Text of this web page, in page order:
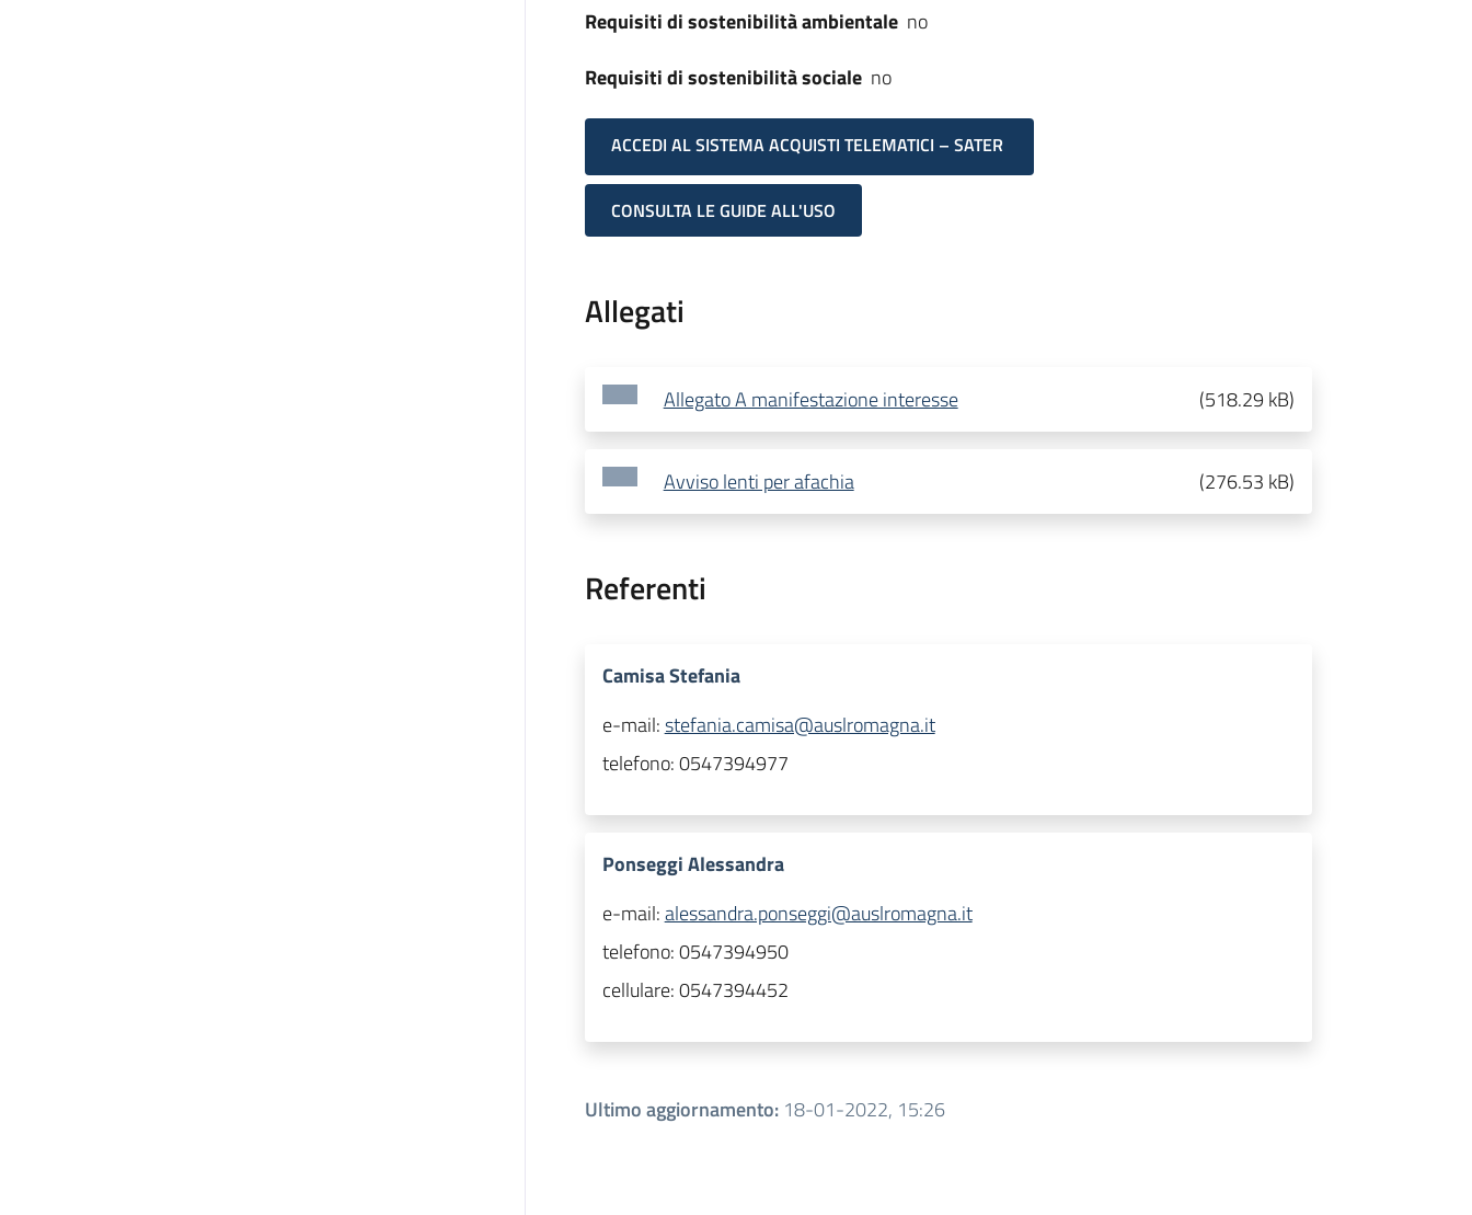
Requisiti di sostenibilità ambientale no
Requisiti di sostenibilità sociale no
ACCEDI AL SISTEMA ACQUISTI TELEMATICI – SATER
CONSULTA LE GUIDE ALL'USO
Allegati
Allegato A manifestazione interesse (518.29 kB)
Avviso lenti per afachia (276.53 kB)
Referenti
Camisa Stefania
e-mail:stefania.camisa@auslromagna.it
telefono:0547394977
Ponseggi Alessandra
e-mail:alessandra.ponseggi@auslromagna.it
telefono:0547394950
cellulare:0547394452
Ultimo aggiornamento: 18-01-2022, 15:26